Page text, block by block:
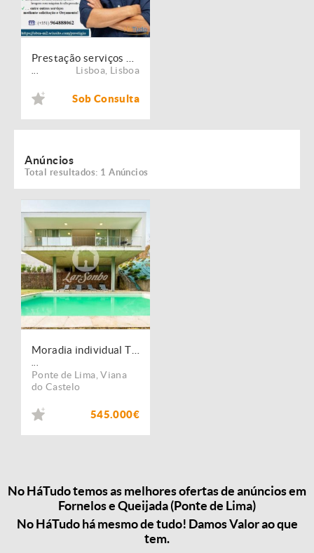
Lisboa Lisboa
Sob Consulta
Anúncios
Total resultados: 1 Anúncios
Ponte de Lima ,Viana
do Castelo
545.000€
No HáTudo temos as melhores ofertas de anúncios em
Fornelos e Queijada (Ponte de Lima)
No HáTudo há mesmo de tudo! Damos Valor ao que
tem.